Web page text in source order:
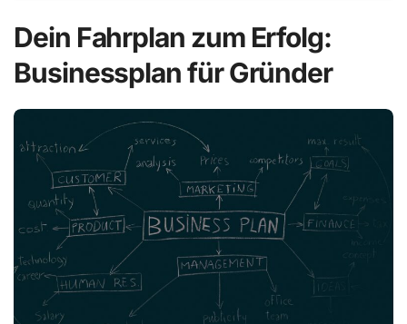
Dein Fahrplan zum Erfolg:
Businessplan für Gründer